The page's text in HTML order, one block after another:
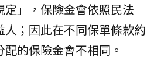
」，保險金會依照民法
人；因此在不同保單條款約
的保險金會不相同。